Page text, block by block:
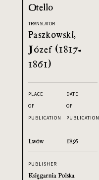
Otello
TRANSLATOR
Paszkowski,
Józef (1817-
1861)
PLACE
OF
PUBLICATION
Lwów
DATE
OF
PUBLICATION
1895
PUBLISHER
Księgarnia Polska